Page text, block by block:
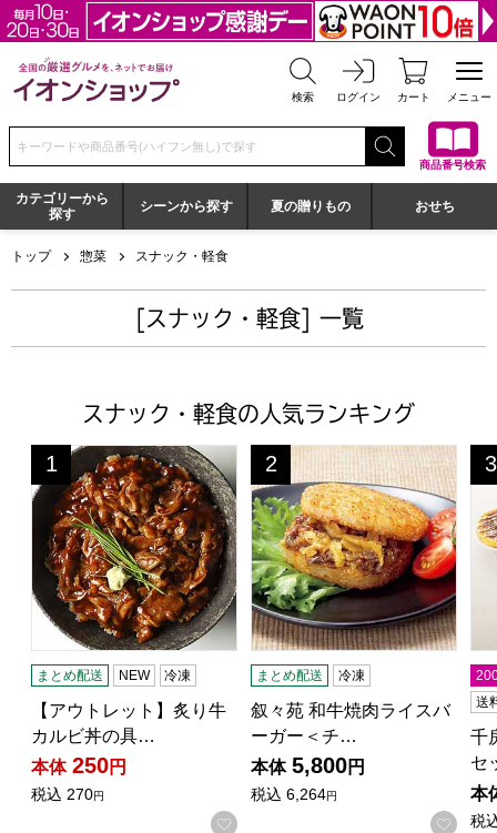
全国の厳選グルメを、ネットでお届け イオンショップ
検索 ログイン カート メニュー
検索キーワードまたは商品番号を入力してください
商品番号検索
カテゴリーから
探す
シーンから探す 夏の贈りもの おせち
トップ 惣菜 スナック・軽食
[スナック・軽食] 一覧
スナック・軽食の人気ランキング
【アウトレット】炙り牛カルビ丼の具 110g(L7275)【サク
1
位
まとめ配送 NEW 冷凍
【アウトレット】炙り牛
カルビ丼の具…
本体 250円
税込 270円
お気に入りに登録する
叙々苑 和牛焼肉ライスバー
2
位
まとめ配送 冷凍
叙々苑 和牛焼肉ライスバ
ーガー＜チ…
本体 5,800円
税込 6,264円
お気
3
位
送
千
セ
本
税